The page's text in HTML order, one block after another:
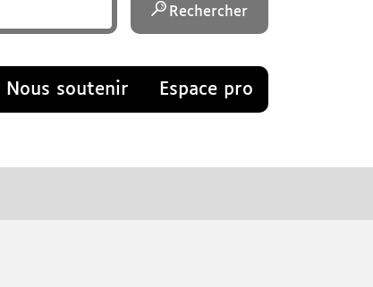
Rechercher
Nous soutenir Espace pro